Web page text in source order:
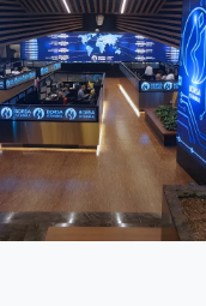
Haritası
Takvim